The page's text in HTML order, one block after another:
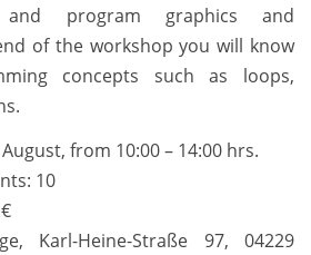
program graphics and
of the workshop you will know
concepts such as loops,
from 10:00 – 14:00 hrs.
10
Karl-Heine-Straße 97, 04229